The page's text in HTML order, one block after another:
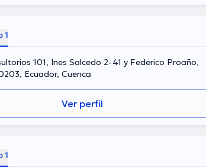
1
101, Ines Salcedo 2-41 y Federico Proaño,
Ecuador, Cuenca
Ver perfil
1